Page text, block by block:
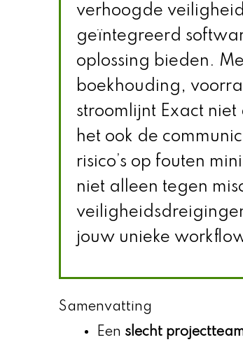
verhoogde
geïntegreerd
oplossing bieden.
boekhouding,
stroomlijnt Exact
het ook de
risico’s op fouten
niet alleen tegen
jouw unieke
Samenvatting
Een slecht